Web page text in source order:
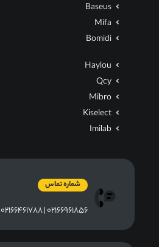
Baseus
Mifa
Bomidi
Haylou
Qcy
Mibro
Kiselect
Imilab
شماره تماس
۰۲۱۶۶۹۶۱۸۵۶ | ۰۲۱۶۶۴۶۱۷۸۸